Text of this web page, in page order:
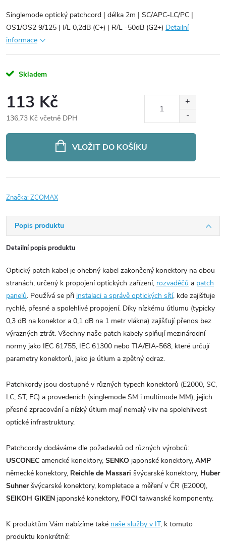
Singlemode optický patchcord | délka 2m | SC/APC-LC/PC |
OS1/OS2 9/125 | I/L 0,2dB (C+) | R/L -50dB (G2+) Detailní
informace
Skladem
113 Kč
136,73 Kč včetně DPH
VLOŽIT DO KOŠÍKU
Značka:ZCOMAX
Popis produktu
Detailní popis produktu
Optický patch kabel je ohebný kabel zakončený konektory na obou
stranách, určený k propojení optických zařízení, rozvaděčů a patch
panelů. Používá se při instalaci a správě optických sítí, kde zajišťuje
rychlé, přesné a spolehlivé propojení. Díky nízkému útlumu (typicky
0,3 dB na konektor a 0,1 dB na 1 metr vlákna) zajišťují přenos bez
výrazných ztrát. Všechny naše patch kabely splňují mezinárodní
normy jako IEC 61755, IEC 61300 nebo TIA/EIA-568, které určují
parametry konektorů, jako je útlum a zpětný odraz.
Patchkordy jsou dostupné v různých typech konektorů (E2000, SC,
LC, ST, FC) a provedeních (singlemode SM i multimode MM), jejich
přesné zpracování a nízký útlum mají nemalý vliv na spolehlivost
optické infrastruktury.
Patchcordy dodáváme dle požadavků od různých výrobců:
USCONEC americké konektory, SENKO japonské konektory, AMP
německé konektory, Reichle de Massari švýcarské konektory, Huber
Suhneršvýcarské konektory, kompletace a měření v ČR (E2000),
SEIKOH GIKEN japonské konektory, FOCI taiwanské komponenty.
K produktům Vám nabízíme také naše služby v IT, k tomuto
produktu konkrétně: